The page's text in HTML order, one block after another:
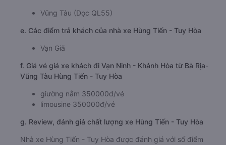
Vũng Tàu (Dọc QL55)
e. Các điểm trả khách của nhà xe Hùng Tiến - Tuy Hòa
Vạn Giã
f. Giá vé giá xe khách đi Vạn Ninh - Khánh Hòa từ Bà Rịa-
Vũng Tàu Hùng Tiến - Tuy Hòa
giường nằm 350000đ/vé
limousine 350000đ/vé
g. Review, đánh giá chất lượng xe Hùng Tiến - Tuy Hòa
Nhà xe Hùng Tiến - Tuy Hòa được đánh giá với số điểm